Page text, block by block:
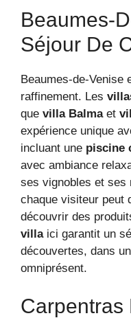
Beaumes-
Séjour De
Beaumes-de-Venise
raffinement. Les
que villa Balmaet
expérience unique
incluant une piscine
avec ambiance
ses vignobles et ses
chaque visiteur peut
découvrir des
villaici garantit un
découvertes, dans
omniprésent.
Carpentras